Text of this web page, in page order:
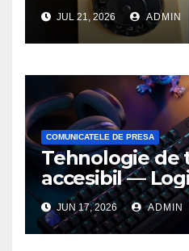
JUL 21, 2026 ADMIN
COMUNICATELE DE PRESA
Tehnologie de
accesibil —
seria G3 cu un
o nouă
gaming pe PC
JUN 17, 2026 ADMIN